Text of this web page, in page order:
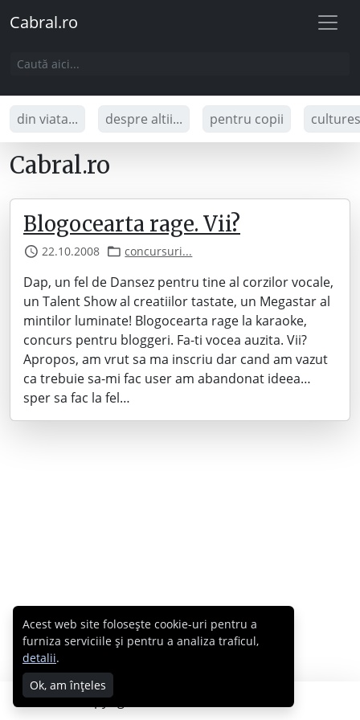
Cabral.ro
din viata... despre altii... pentru copii
Cabral.ro
Blogocearta rage. Vii?
22.10.2008 concursuri...
Dap, un fel de Dansez pentru tine al corzilor vocale,
un Talent Show al creatiilor tastate, un Megastar al
mintilor luminate! Blogocearta rage la karaoke,
concurs pentru bloggeri. Fa-ti vocea auzita. Vii?
Apropos, am vrut sa ma inscriu dar cand am vazut
ca trebuie sa-mi fac user am abandonat ideea…
sper sa fac la fel…
Copyright © 2007 - 2026 Cabral.ro
Acest web site folosește cookie-uri pentru a
furniza serviciile și pentru a analiza traficul,
detalii.
Ok, am înțeles